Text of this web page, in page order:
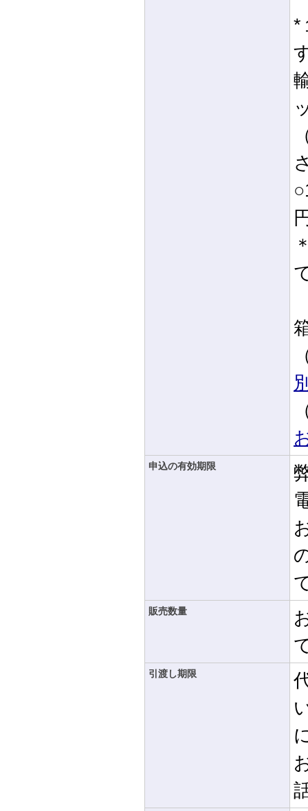
*
申込の有効期限
販売数量
引渡し期限